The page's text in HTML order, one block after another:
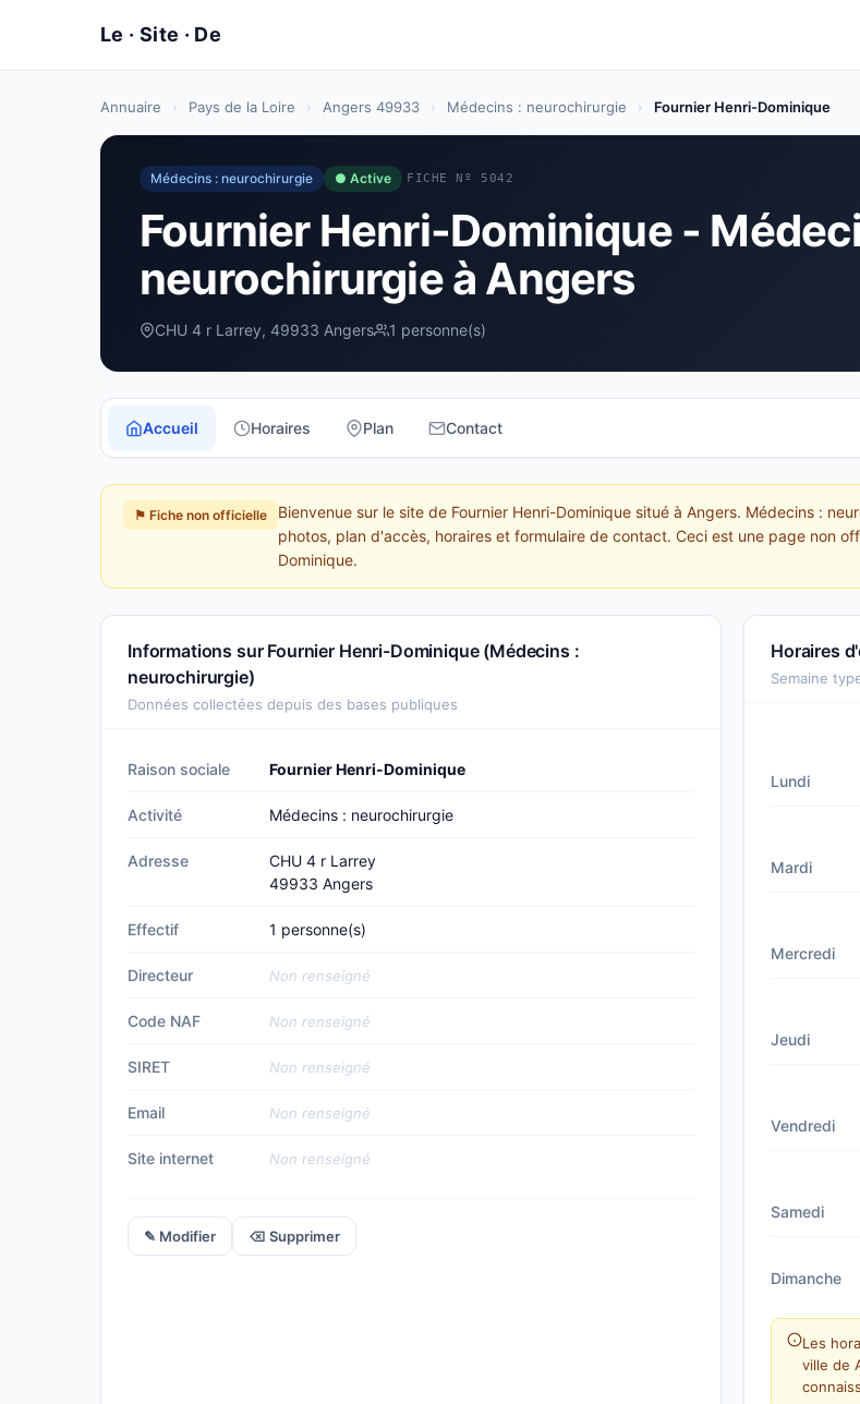
Annuaire › Pays de la Loire › Angers 49933 › Médecins : neurochirurgie › Fournier Henri-Dominique
Médecins : neurochirurgie ● Active FICHE Nº 5042
Fournier Henri-Dominique -
neurochirurgie à Angers
CHU 4 r Larrey, 49933 Angers 1 personne(s)
Accueil Horaires Plan Contact
⚑ Fiche non officielle
Bienvenue sur le site de Fournier Henri-Dominique situé à Angers. Médecins :
photos, plan d'accès, horaires et formulaire de contact. Ceci est une page non
Dominique.
Informations sur Fournier Henri-Dominique (Médecins :
neurochirurgie)
Données collectées depuis des bases publiques
Raison sociale Fournier Henri-Dominique
Activité Médecins : neurochirurgie
Adresse
CHU 4 r Larrey
49933 Angers
Effectif 1 personne(s)
Directeur Non renseigné
Code NAF Non renseigné
SIRET Non renseigné
Email Non renseigné
Site internet Non renseigné
✎ Modifier ⌫ Supprimer
Horaires
Semaine
Lundi
Mardi
Mercredi
Jeudi
Vendredi
Samedi
Dimanche
Les
ville de